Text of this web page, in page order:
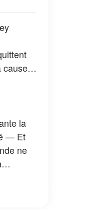
cause
les
la
— Et
ne